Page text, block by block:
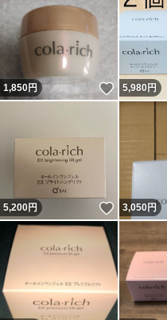
1,850円 いいね！
5,980円
5,200円 いいね！
3,050円